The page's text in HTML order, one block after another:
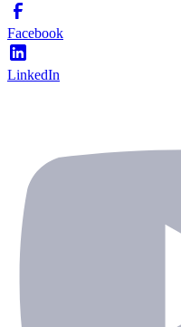
Facebook
LinkedIn